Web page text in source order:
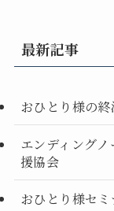
最新記事
おひとり様の
エンディング
援協会
おひとり様セ